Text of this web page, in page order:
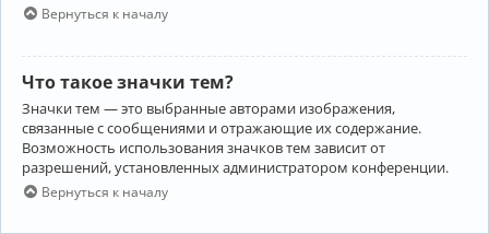
Вернуться к началу
Что такое значки тем?
Значки тем — это выбранные авторами изображения,
связанные с сообщениями и отражающие их содержание.
Возможность использования значков тем зависит от
разрешений, установленных администратором конференции.
Вернуться к началу